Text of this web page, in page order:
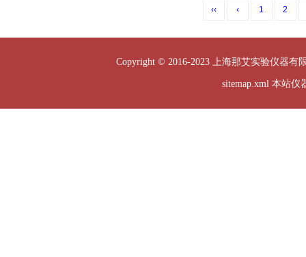
‹‹ ‹ 1 2
Copyright © 2016-2023 上海那艾实验仪器有
sitemap.xml本站仪